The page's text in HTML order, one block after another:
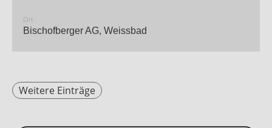
Ort
Bischofberger AG, Weissbad
Weitere Einträge